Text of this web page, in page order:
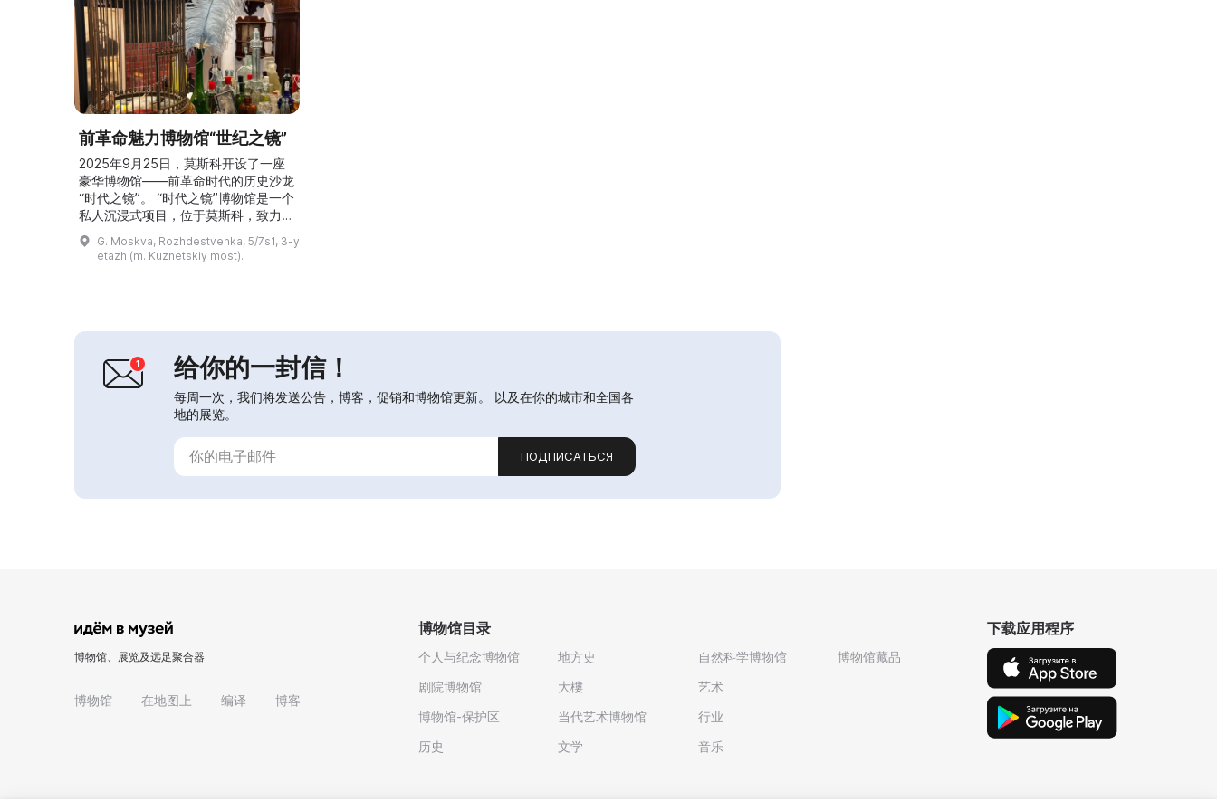
前革命魅力博物馆“世纪之镜”
2025年9月25日，莫斯科开设了一座
豪华博物馆——前革命时代的历史沙龙
“时代之镜”。 “时代之镜”博物馆是一个
私人沉浸式项目，位于莫斯科，致力于
重现19世纪末至20世纪初前革命俄罗
斯的氛围，参观者可以通过展览、服
装、室内布景和主题活动沉浸于该时代
（Svetlana Rykunova）...
G. Moskva, Rozhdestvenka, 5/7s1, 3-y
etazh (m. Kuznetskiy most).
给你的一封信！
每周一次，我们将发送公告，博客，促销和博物馆更新。 以及在你的城市和全国各
地的展览。
ПОДПИСАТЬСЯ
博物馆、展览及远足聚合器
博物馆 在地图上 编译 博客
博物馆目录
个人与纪念博物馆
剧院博物馆
博物馆-保护区
历史
地方史
大樓
当代艺术博物馆
文学
自然科学博物馆
艺术
行业
音乐
博物馆藏品
下载应用程序